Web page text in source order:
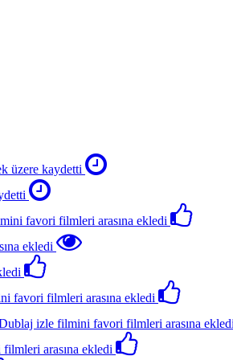
üzere kaydetti
favori filmleri arasına ekledi
ekledi
favori filmleri arasına ekledi
izle filmini favori filmleri arasına
arasına ekledi